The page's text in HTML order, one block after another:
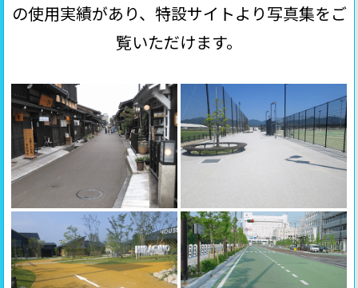
の使用実績があり、特設サイトより写真集をご
覧いただけます。